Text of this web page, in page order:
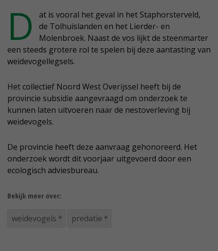
D
at is vooral het geval in het Staphorsterveld,
de Tolhuislanden en het Lierder- en
Molenbroek. Naast de vos lijkt de steenmarter
een steeds grotere rol te spelen bij deze aantasting van
weidevogellegsels.
Het collectief Noord West Overijssel heeft bij de
provincie subsidie aangevraagd om onderzoek te
kunnen laten uitvoeren naar de nestoverleving bij
weidevogels.
De provincie heeft deze aanvraag gehonoreerd. Het
onderzoek wordt dit voorjaar uitgevoerd door een
ecologisch adviesbureau.
Bekijk meer over:
weidevogels predatie